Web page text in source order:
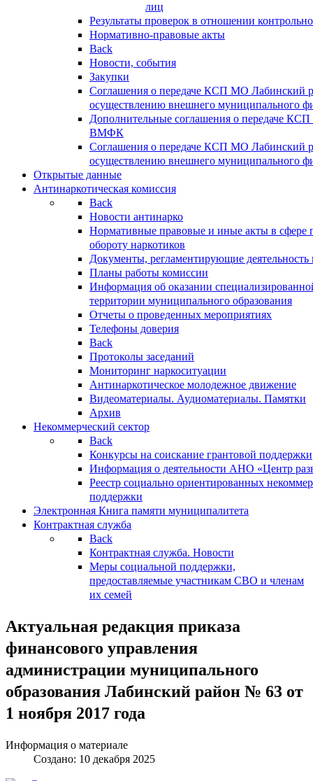
лиц
Результаты проверок в отношении
Нормативно-правовые акты
Back
Новости, события
Закупки
Соглашения о передаче КСП МО Лабинский
осуществлению внешнего муниципального
Дополнительные соглашения о передаче
ВМФК
Соглашения о передаче КСП МО Лабинский
осуществлению внешнего муниципального
Открытые данные
Антинаркотическая комиссия
Back
Новости антинарко
Нормативные правовые и иные акты в сфере
обороту наркотиков
Документы, регламентирующие деятельность
Планы работы комиссии
Информация об оказании
территории муниципального образования
Отчеты о проведенных мероприятиях
Телефоны доверия
Back
Протоколы заседаний
Мониторинг наркоситуации
Антинаркотическое молодежное движение
Видеоматериалы. Аудиоматериалы. Памятки
Архив
Некоммерческий сектор
Back
Конкурсы на соискание грантовой поддержки
Информация о деятельности АНО «Центр
Реестр социально ориентированных
поддержки
Электронная Книга памяти муниципалитета
Контрактная служба
Back
Контрактная служба. Новости
Меры социальной поддержки,
предоставляемые участникам СВО и членам
их семей
Актуальная редакция приказа
финансового управления
администрации муниципального
образования Лабинский район № 63 от
1 ноября 2017 года
Информация о материале
Создано: 10 декабря 2025